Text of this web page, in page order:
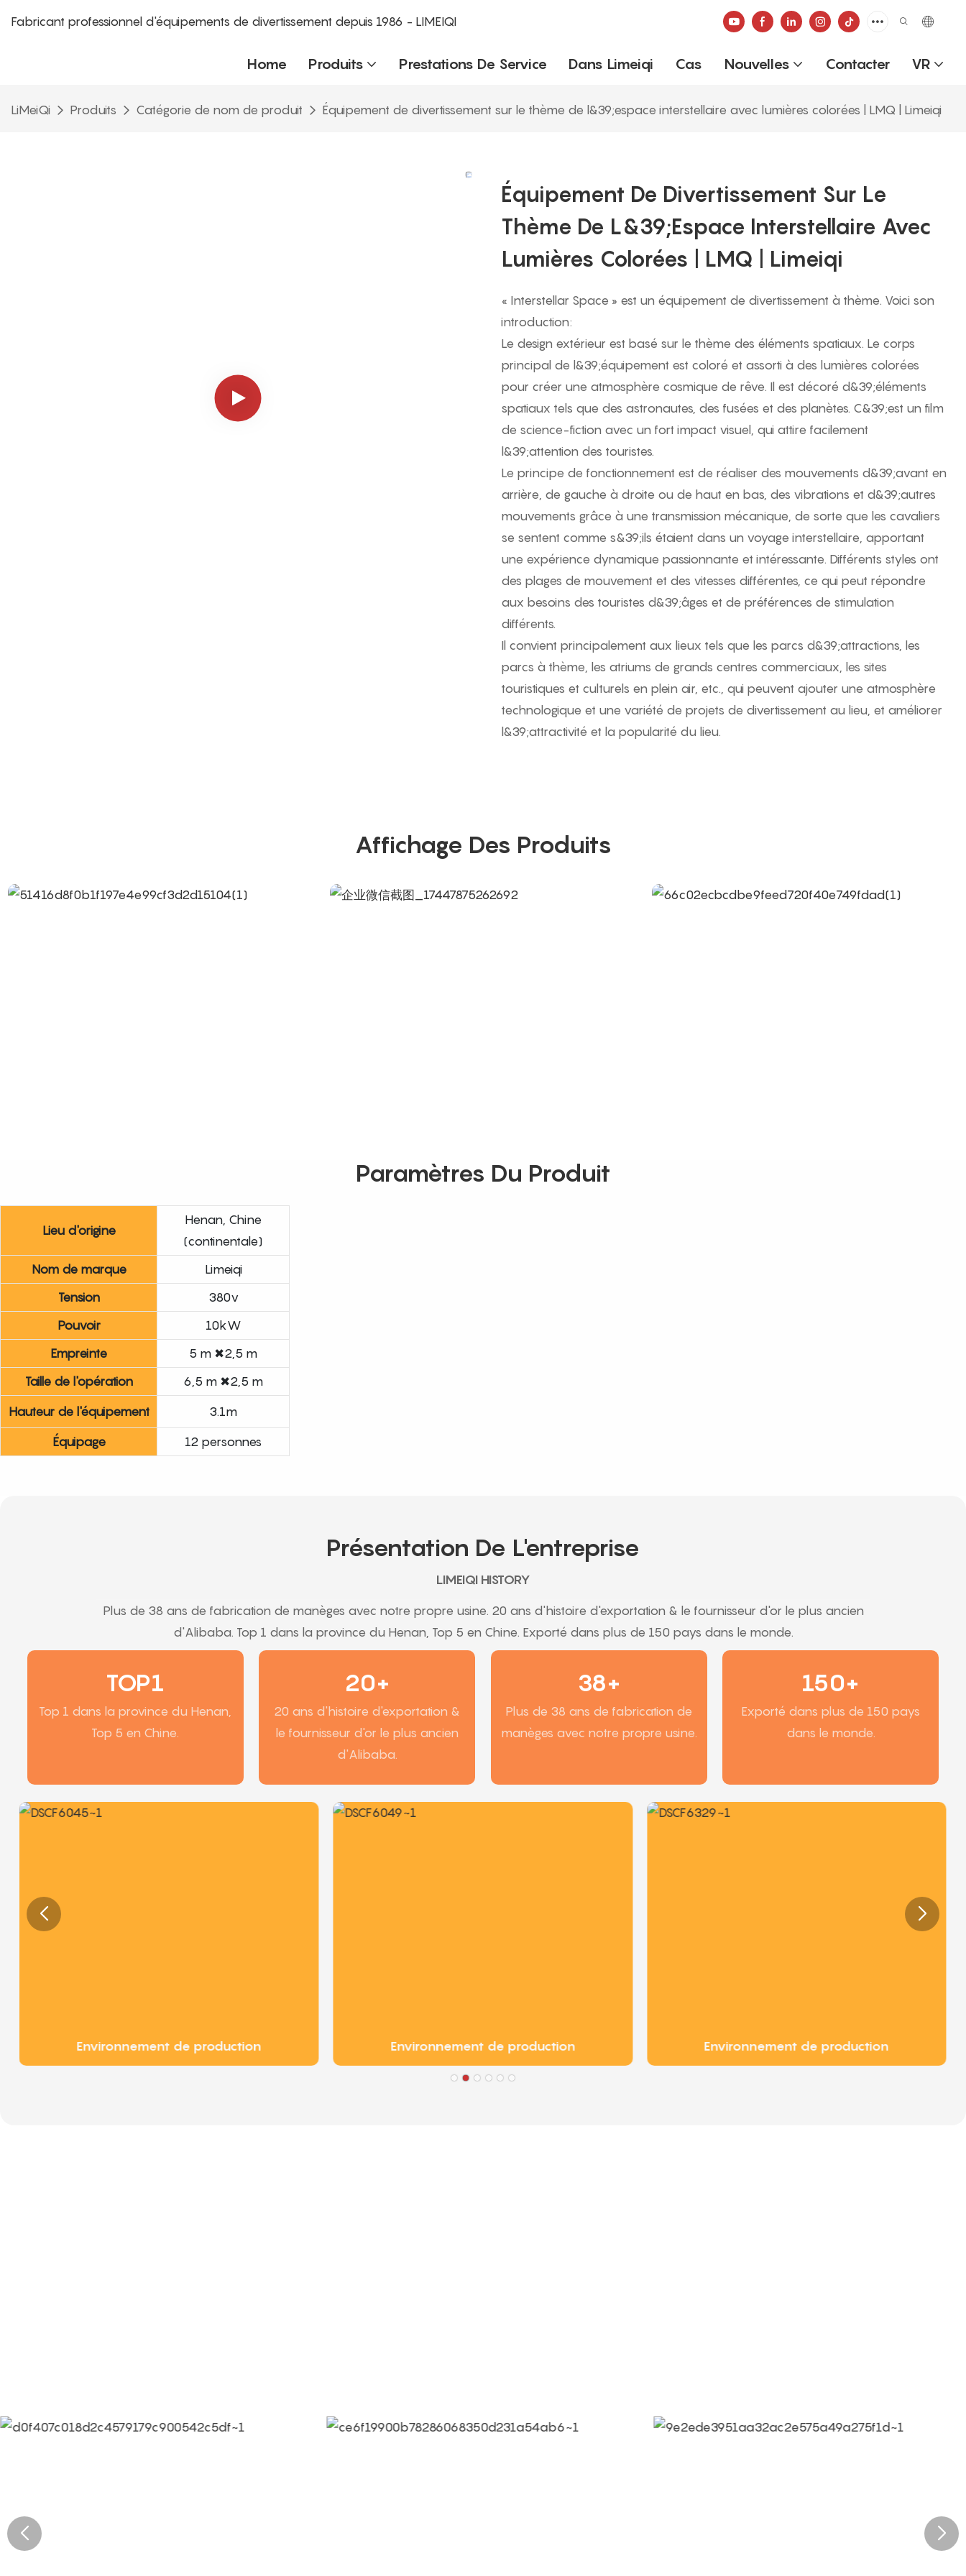
Fabricant professionnel d'équipements de divertissement depuis 1986 - LIMEIQI
Home Produits Prestations De Service Dans Limeiqi Cas Nouvelles Contacter VR
LiMeiQi Produits Catégorie de nom de produit Équipement de divertissement sur le thème de l&39;espace interstellaire avec lumières colorées | LMQ | Limeiqi
Équipement De Divertissement Sur Le
Thème De L&39;espace Interstellaire Avec
Lumières Colorées | LMQ | Limeiqi
« Interstellar Space » est un équipement de divertissement à thème. Voici son
introduction:
Le design extérieur est basé sur le thème des éléments spatiaux. Le corps
principal de l&39;équipement est coloré et assorti à des lumières colorées
pour créer une atmosphère cosmique de rêve. Il est décoré d&39;éléments
spatiaux tels que des astronautes, des fusées et des planètes. C&39;est un film
de science-fiction avec un fort impact visuel, qui attire facilement
l&39;attention des touristes.
Le principe de fonctionnement est de réaliser des mouvements d&39;avant en
arrière, de gauche à droite ou de haut en bas, des vibrations et d&39;autres
mouvements grâce à une transmission mécanique, de sorte que les cavaliers
se sentent comme s&39;ils étaient dans un voyage interstellaire, apportant
une expérience dynamique passionnante et intéressante. Différents styles ont
des plages de mouvement et des vitesses différentes, ce qui peut répondre
aux besoins des touristes d&39;âges et de préférences de stimulation
différents.
Il convient principalement aux lieux tels que les parcs d&39;attractions, les
parcs à thème, les atriums de grands centres commerciaux, les sites
touristiques et culturels en plein air, etc., qui peuvent ajouter une atmosphère
technologique et une variété de projets de divertissement au lieu, et améliorer
l&39;attractivité et la popularité du lieu.
Affichage Des Produits
Paramètres Du Produit
Lieu d'origine
Henan, Chine
(continentale)
Nom de marque
Limeiqi
Tension
380v
Pouvoir
10kW
Empreinte
5 m ✖2,5 m
Taille de l'opération
6,5 m ✖2,5 m
Hauteur de l'équipement 3.1m
Équipage 12 personnes
Présentation De L'entreprise
LIMEIQI HISTORY
Plus de 38 ans de fabrication de manèges avec notre propre usine. 20 ans d'histoire d'exportation & le fournisseur d'or le plus ancien
d'Alibaba. Top 1 dans la province du Henan, Top 5 en Chine. Exporté dans plus de 150 pays dans le monde.
TOP1
Top 1 dans la province du Henan,
Top 5 en Chine.
20+
20 ans d'histoire d'exportation &
le fournisseur d'or le plus ancien
d'Alibaba.
38+
Plus de 38 ans de fabrication de
manèges avec notre propre usine.
150+
Exporté dans plus de 150 pays
dans le monde.
Environnement de production Environnement de production Environnement de production